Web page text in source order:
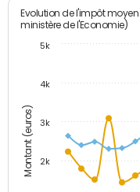
Montant (euros)
Evolution de l'impôt moyen
ministère de l'Economie)
2k
3k
4k
5k